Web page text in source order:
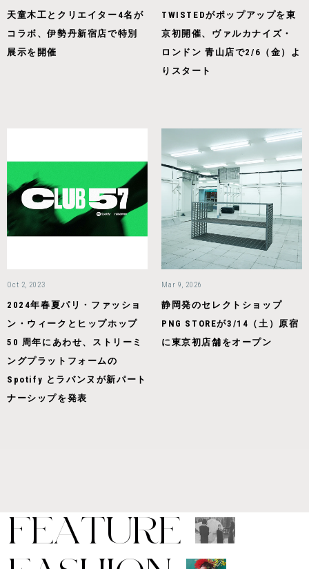
天童木工とクリエイター4名が
コラボ、伊勢丹新宿店で特別
展示を開催
TWISTEDがポップアップを東
京初開催、ヴァルカナイズ・
ロンドン 青山店で2/6（金）よ
りスタート
Oct 2, 2023
2024年春夏パリ・ファッショ
ン・ウィークとヒップホップ
50 周年にあわせ、ストリーミ
ングプラットフォームの
Spotify とラバンヌが新パート
ナーシップを発表
Mar 9, 2026
静岡発のセレクトショップ
PNG STOREが3/14（土）原宿
に東京初店舗をオープン
FEATURE